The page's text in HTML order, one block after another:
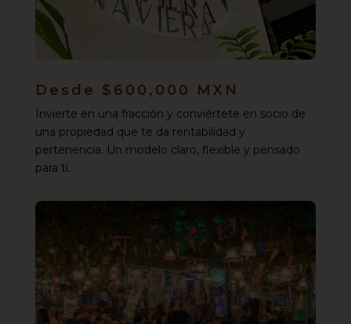
Desde $600,000 MXN
Invierte en una fracción y conviértete en socio de
una propiedad que te da rentabilidad y
pertenencia. Un modelo claro, flexible y pensado
para ti.